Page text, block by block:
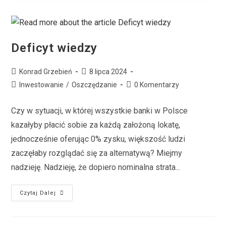
Deficyt wiedzy
Konrad Grzebień
8 lipca 2024
Inwestowanie / Oszczędzanie 0 Komentarzy
Czy w sytuacji, w której wszystkie banki w Polsce
kazałyby płacić sobie za każdą założoną lokatę,
jednocześnie oferując 0% zysku, większość ludzi
zaczęłaby rozglądać się za alternatywą? Miejmy
nadzieję. Nadzieję, że dopiero nominalna strata...
Czytaj Dalej